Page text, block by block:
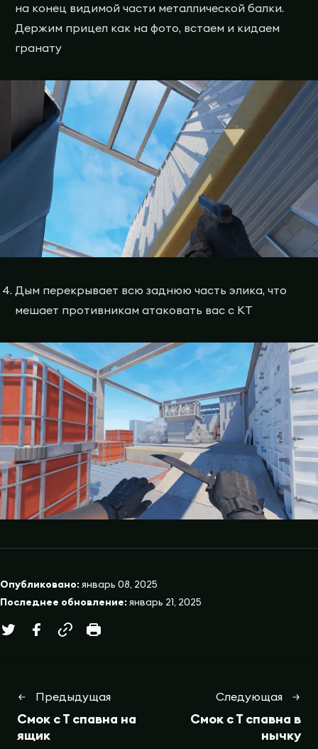
на конец видимой части металлической балки.
Держим прицел как на фото, встаем и кидаем
гранату
Дым перекрывает всю заднюю часть элика, что
мешает противникам атаковать вас с КТ
Опубликовано:январь 08, 2025
Последнее обновление:январь 21, 2025
Предыдущая
Смок с Т спавна на
ящик
Следующая
Смок с Т спавна в
нычку